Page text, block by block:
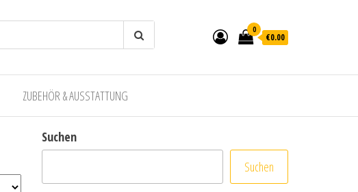
0
€0.00
ZUBEHÖR & AUSSTATTUNG
Suchen
Suchen